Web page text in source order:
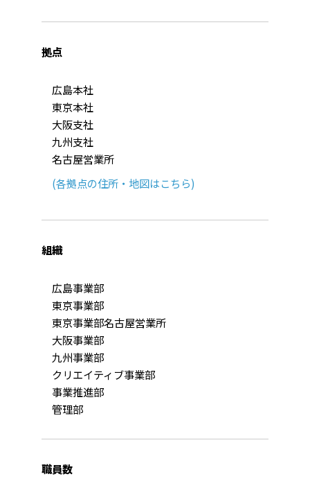
拠点
広島本社
東京本社
大阪支社
九州支社
名古屋営業所
(各拠点の住所・地図はこちら)
組織
広島事業部
東京事業部
東京事業部名古屋営業所
大阪事業部
九州事業部
クリエイティブ事業部
事業推進部
管理部
職員数